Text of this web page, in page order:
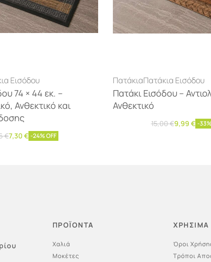
Εισόδου
74 × 44 εκ. –
Ανθεκτικό και
€7,30 € -24% OFF
ΠατάκιαΠατάκια Εισόδου
Πατάκι Εισόδου –
Ανθεκτικό
15,00€9,99 € -
ΠΡΟΪΟΝΤΑ
Χαλιά
Μοκέτες
ΧΡΗΣΙΜΑ
Όροι
Τρόποι